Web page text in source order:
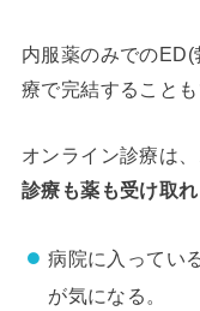
内服薬のみでの
療で完結することも
オンライン診療は、
診療も薬も受け取
病院に入ってい
が気になる。